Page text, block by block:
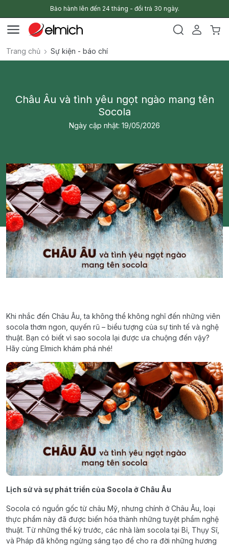
Bảo hành lên đến 24 tháng - đổi trả 30 ngày.
Trang chủ Sự kiện - báo chí
Châu Âu và tình yêu ngọt ngào mang tên
Socola
Ngày cập nhật: 19/05/2026
Khi nhắc đến Châu Âu, ta không thể không nghĩ đến những viên
socola thơm ngon, quyến rũ – biểu tượng của sự tinh tế và nghệ
thuật. Bạn có biết vì sao socola lại được ưa chuộng đến vậy?
Hãy cùng Elmich khám phá nhé!
Lịch sử và sự phát triển của Socola ở Châu Âu
Socola có nguồn gốc từ châu Mỹ, nhưng chính ở Châu Âu, loại
thực phẩm này đã được biến hóa thành những tuyệt phẩm nghệ
thuật. Từ những thế kỷ trước, các nhà làm socola tại Bỉ, Thụy Sĩ,
và Pháp đã không ngừng sáng tạo để cho ra đời những hương